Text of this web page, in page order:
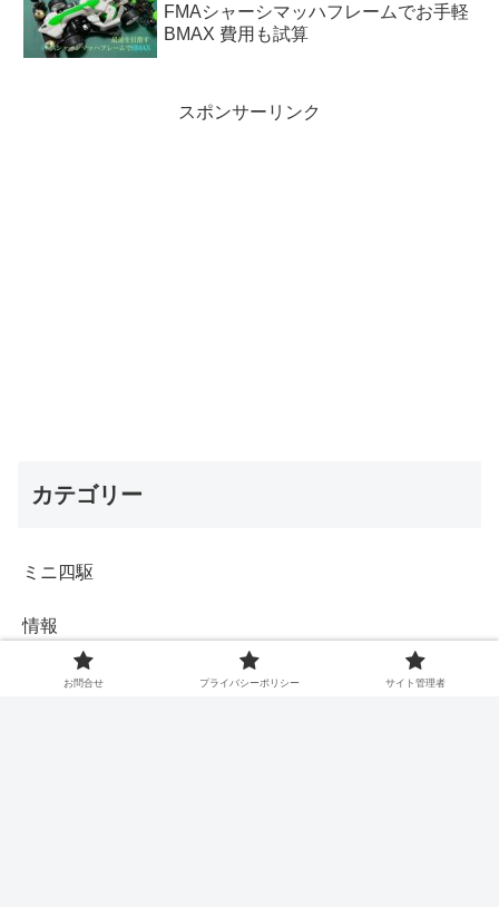
FMAシャーシマッハフレームでお手軽
BMAX 費用も試算
スポンサーリンク
カテゴリー
ミニ四駆
情報
実装例お問合せ プライバシーポリシー サイト管理者